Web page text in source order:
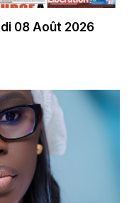
08 Août 2026